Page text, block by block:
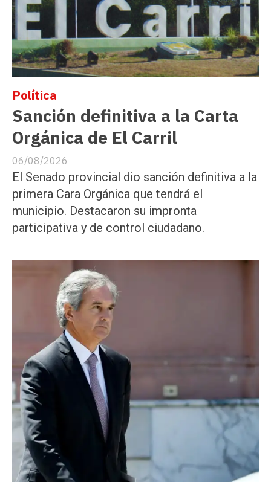
Sanción definitiva a la Carta
Orgánica de El Carril
Política
06/08/2026
El Senado provincial dio sanción definitiva a la
primera Cara Orgánica que tendrá el
municipio. Destacaron su impronta
participativa y de control ciudadano.